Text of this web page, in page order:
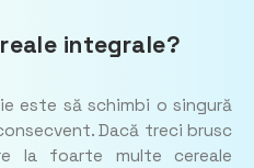
integrale?
este să schimbi o singură
Dacă treci brusc
la foarte multe cereale